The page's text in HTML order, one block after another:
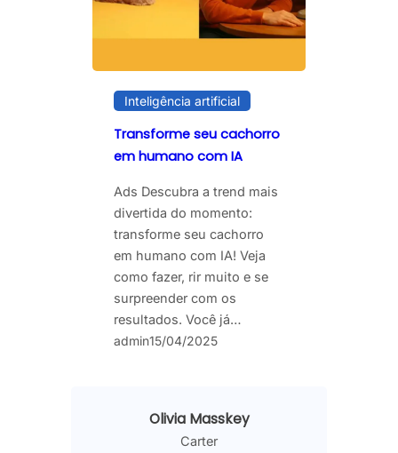
Inteligência artificial
Transforme seu cachorro
em humano com IA
Ads Descubra a trend mais
divertida do momento:
transforme seu cachorro
em humano com IA! Veja
como fazer, rir muito e se
surpreender com os
resultados. Você já…
admin15/04/2025
Olivia Masskey
Carter